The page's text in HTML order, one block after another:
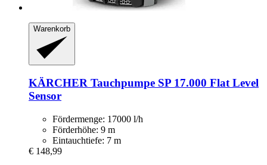
Warenkorb
KÄRCHER Tauchpumpe SP 17.000 Flat Level
Sensor
Fördermenge: 17000 l/h
Förderhöhe: 9 m
Eintauchtiefe: 7 m
€ 148,99